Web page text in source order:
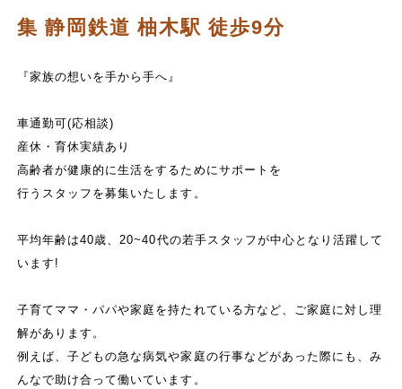
集 静岡鉄道 柚木駅 徒歩9分
『家族の想いを手から手へ』
車通勤可(応相談)
産休・育休実績あり
高齢者が健康的に生活をするためにサポートを
行うスタッフを募集いたします。
平均年齢は40歳、20~40代の若手スタッフが中心となり活躍して
います!
子育てママ・パパや家庭を持たれている方など、ご家庭に対し理
解があります。
例えば、子どもの急な病気や家庭の行事などがあった際にも、み
んなで助け合って働いています。